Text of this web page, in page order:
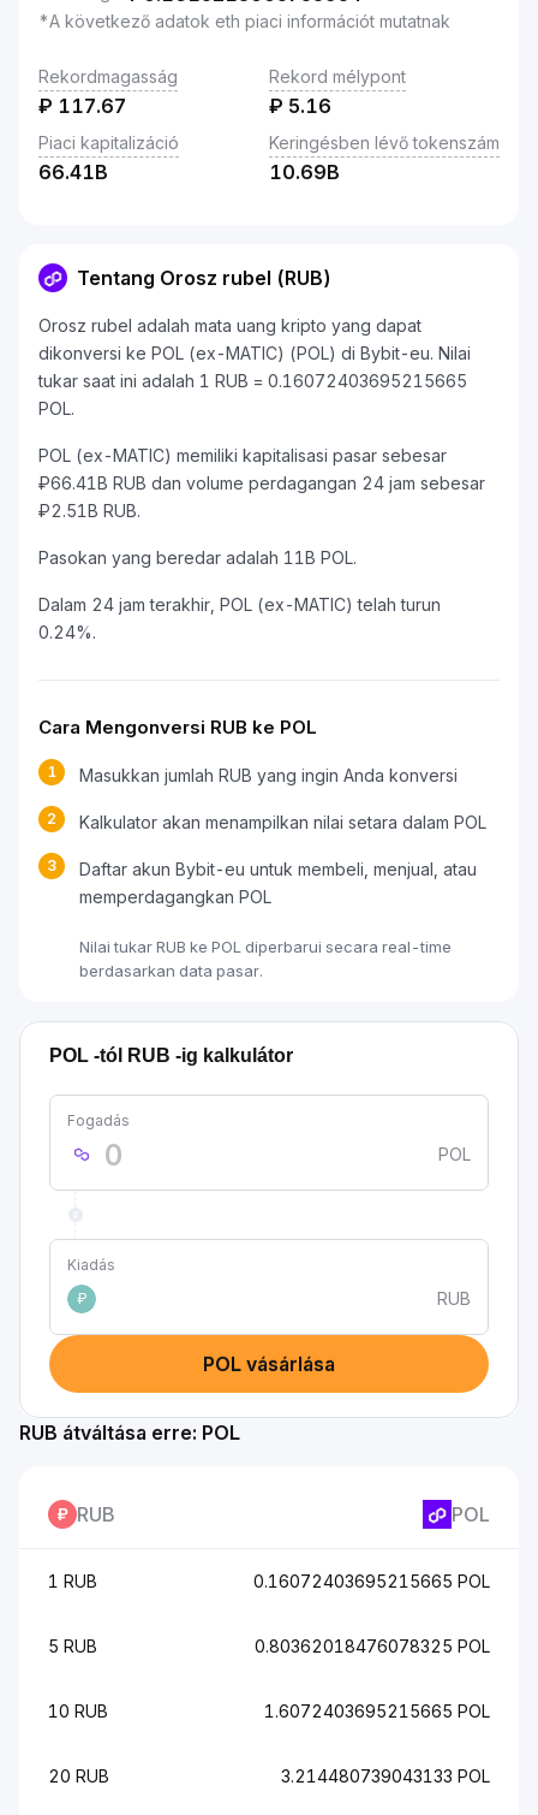
*A következő adatok eth piaci információt mutatnak
Rekordmagasság
₽ 117.67
Rekord mélypont
₽ 5.16
Piaci kapitalizáció
66.41B
Keringésben lévő tokenszám
10.69B
Tentang Orosz rubel (RUB)
Orosz rubel adalah mata uang kripto yang dapat
dikonversi ke POL (ex-MATIC) (POL) di Bybit-eu. Nilai
tukar saat ini adalah 1 RUB = 0.16072403695215665
POL.
POL (ex-MATIC) memiliki kapitalisasi pasar sebesar
₽66.41B RUB dan volume perdagangan 24 jam sebesar
₽2.51B RUB.
Pasokan yang beredar adalah 11B POL.
Dalam 24 jam terakhir, POL (ex-MATIC) telah turun
0.24%.
Cara Mengonversi RUB ke POL
1 Masukkan jumlah RUB yang ingin Anda konversi
2 Kalkulator akan menampilkan nilai setara dalam POL
3
Daftar akun Bybit-eu untuk membeli, menjual, atau
memperdagangkan POL
Nilai tukar RUB ke POL diperbarui secara real-time
berdasarkan data pasar.
POL -tól RUB -ig kalkulátor
Fogadás
POL
Kiadás
₽
RUB
POL vásárlása
RUB átváltása erre: POL
RUB POL
1 RUB 0.16072403695215665 POL
5 RUB 0.80362018476078325 POL
10 RUB 1.6072403695215665 POL
20 RUB 3.214480739043133 POL